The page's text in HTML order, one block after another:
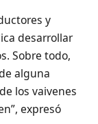
y
desarrollar
Sobre todo,
alguna
los vaivenes
expresó